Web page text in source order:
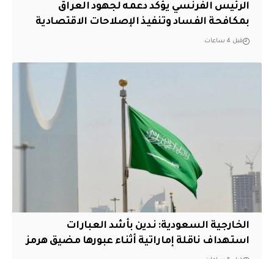
الرئيس الفرنسي يؤكد دعمه لجهود العراق
بمكافحة الفساد وتنفيذ الإصلاحات الاقتصادية
قبل 4 ساعات
‏الخارجية السعودية: ندين بأشد العبارات
استهداف ناقلة إماراتية أثناء عبورها مضيق هرمز